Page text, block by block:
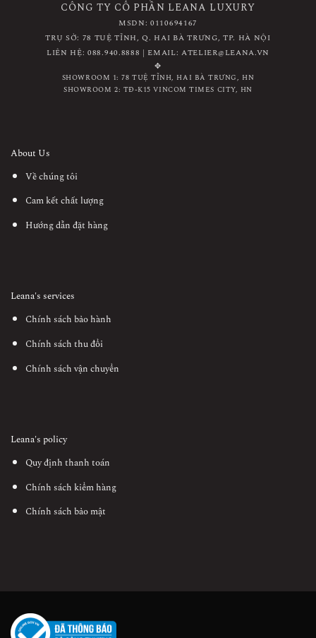
CÔNG TY CỔ PHẦN LEANA LUXURY
MSDN: 0110694167
TRỤ SỞ: 78 TUỆ TĨNH, Q. HAI BÀ TRƯNG, TP. HÀ NỘI
LIÊN HỆ: 088.940.8888 | EMAIL: ATELIER@LEANA.VN
✥
SHOWROOM 1: 78 TUỆ TĨNH, HAI BÀ TRƯNG, HN
SHOWROOM 2: TĐ-K15 VINCOM TIMES CITY, HN
About Us
Về chúng tôi
Cam kết chất lượng
Hướng dẫn đặt hàng
Leana's services
Chính sách bảo hành
Chính sách thu đổi
Chính sách vận chuyển
Leana's policy
Quy định thanh toán
Chính sách kiểm hàng
Chính sách bảo mật